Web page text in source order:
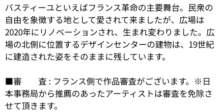
バスティーユといえばフランス革命の主要舞台。民衆の
自由を象徴する地として愛されて来ましたが、広場は
2020年にリノベーションされ、生まれ変わりました。広
場の北側に位置するデザインセンターの建物は、19世紀
に建造された姿をそのままに残しています。
■審 査 : フランス側で作品審査がございます。※日
本事務局から推薦のあったアーティストは審査を免除さ
せて頂きます。